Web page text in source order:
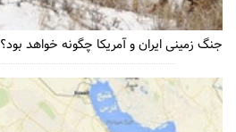
جنگ زمینی ایران و آمریکا چگونه خواهد بود؟